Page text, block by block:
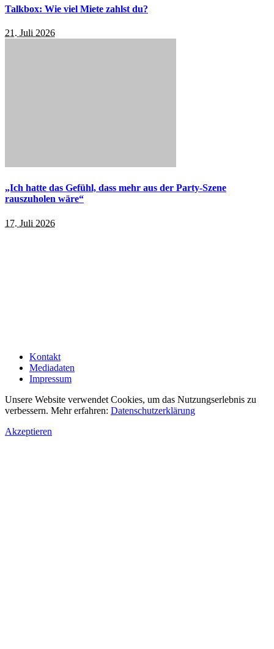
Talkbox: Wie viel Miete zahlst du?
21. Juli 2026
„Ich hatte das Gefühl, dass mehr aus der Party-Szene
rauszuholen wäre“
17. Juli 2026
Kontakt
Mediadaten
Impressum
Unsere Website verwendet Cookies, um das Nutzungserlebnis zu
verbessern. Mehr erfahren: Datenschutzerklärung
Akzeptieren